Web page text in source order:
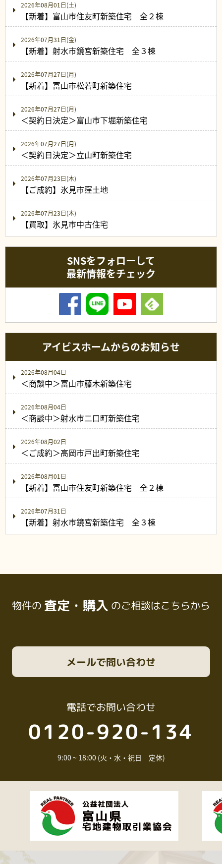
2026年08月01日(土)
【新着】富山市住友町新築住宅 全２棟
2026年07月31日(金)
【新着】射水市鏡宮新築住宅 全３棟
2026年07月27日(月)
【新着】富山市松若町新築住宅
2026年07月27日(月)
＜契約日決定＞富山市下堀新築住宅
2026年07月27日(月)
＜契約日決定＞立山町新築住宅
2026年07月23日(木)
【ご成約】氷見市窪土地
2026年07月23日(木)
【買取】氷見市中古住宅
SNSをフォローして
最新情報をチェック
アイビスホームからのお知らせ
2026年08月04日
＜商談中＞富山市藤木新築住宅
2026年08月04日
＜商談中＞射水市二口町新築住宅
2026年08月02日
＜ご成約＞高岡市戸出町新築住宅
2026年08月01日
【新着】富山市住友町新築住宅 全２棟
2026年07月31日
【新着】射水市鏡宮新築住宅 全３棟
物件の 査定・購入 のご相談はこちらから
電話でお問い合わせ
0120-920-134
9:00 ~ 18:00 (火・水・祝日 定休)
メールで問い合わせ